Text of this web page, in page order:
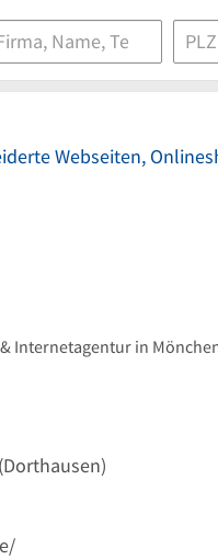
Webseiten,
Internetagentur in
(Dorthausen)